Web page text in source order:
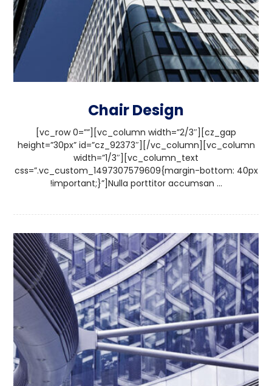
Chair Design
[vc_row 0=””][vc_column width=”2/3″][cz_gap
height=”30px” id=”cz_92373″][/vc_column][vc_column
width=”1/3″][vc_column_text
css=”.vc_custom_1497307579609{margin-bottom: 40px
!important;}”]Nulla porttitor accumsan ...